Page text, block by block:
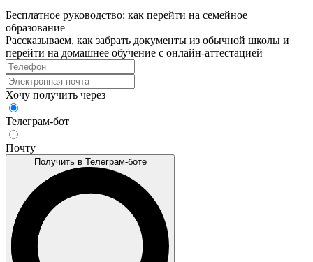
Бесплатное руководство: как перейти на семейное
образование
Рассказываем, как забрать документы из обычной школы и
перейти на домашнее обучение с онлайн‑аттестацией
Хочу получить через
Телеграм-бот
Почту
Получить в Телеграм-боте